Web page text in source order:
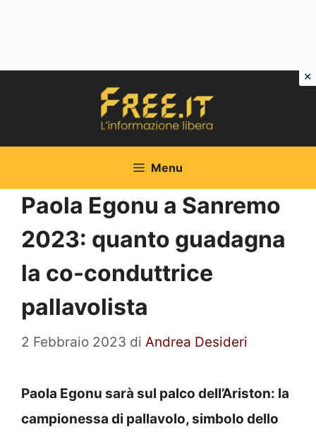
Menu
Paola Egonu a Sanremo
2023: quanto guadagna
la co-conduttrice
pallavolista
2 Febbraio 2023 di Andrea Desideri
Paola Egonu sarà sul palco dell’Ariston: la
campionessa di pallavolo, simbolo dello